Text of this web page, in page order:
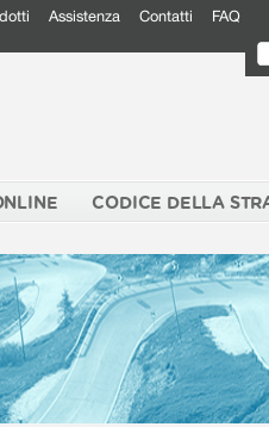
Assistenza Contatti FAQ
CODICE DELLA